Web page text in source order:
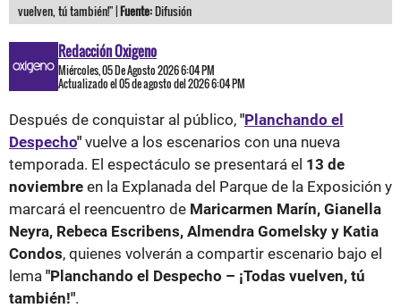
vuelven, tú también!" |Fuente:Difusión
Redacción Oxigeno
Miércoles, 05 De Agosto 2026 6:04 PM
Actualizado el 05 de agosto del 2026 6:04 PM
Después de conquistar al público, "Planchando el
Despecho" vuelve a los escenarios con una nueva
temporada. El espectáculo se presentará el 13 de
noviembre en la Explanada del Parque de la Exposición y
marcará el reencuentro de Maricarmen Marín, Gianella
Neyra, Rebeca Escribens, Almendra Gomelsky y Katia
Condos, quienes volverán a compartir escenario bajo el
lema "Planchando el Despecho – ¡Todas vuelven, tú
también!".